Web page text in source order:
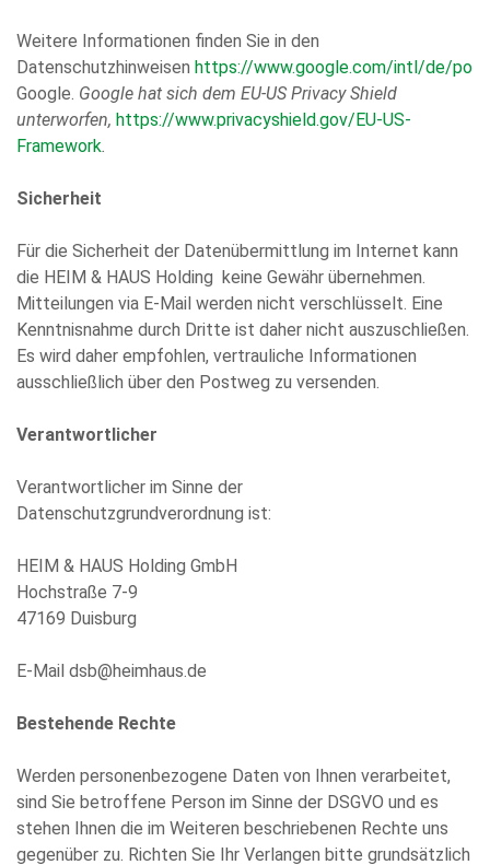
Weitere Informationen finden Sie in den
Datenschutzhinweisen https://www.google.com/intl/de/
Google. Google hat sich dem EU-US Privacy Shield
unterworfen, https://www.privacyshield.gov/EU-US-
Framework.
Sicherheit
Für die Sicherheit der Datenübermittlung im Internet kann
die HEIM & HAUS Holding keine Gewähr übernehmen.
Mitteilungen via E-Mail werden nicht verschlüsselt. Eine
Kenntnisnahme durch Dritte ist daher nicht auszuschließen.
Es wird daher empfohlen, vertrauliche Informationen
ausschließlich über den Postweg zu versenden.
Verantwortlicher
Verantwortlicher im Sinne der
Datenschutzgrundverordnung ist:
HEIM & HAUS Holding GmbH
Hochstraße 7-9
47169 Duisburg
E-Mail dsb@heimhaus.de
Bestehende Rechte
Werden personenbezogene Daten von Ihnen verarbeitet,
sind Sie betroffene Person im Sinne der DSGVO und es
stehen Ihnen die im Weiteren beschriebenen Rechte uns
gegenüber zu. Richten Sie Ihr Verlangen bitte grundsätzlich